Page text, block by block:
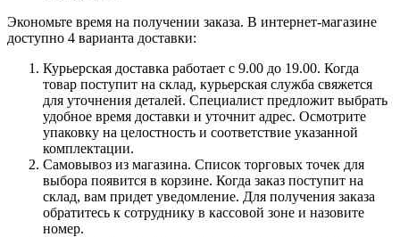
Экономьте время на получении заказа. В интернет-магазине
доступно 4 варианта доставки:
Курьерская доставка работает с 9.00 до 19.00. Когда
товар поступит на склад, курьерская служба свяжется
для уточнения деталей. Специалист предложит выбрать
удобное время доставки и уточнит адрес. Осмотрите
упаковку на целостность и соответствие указанной
комплектации.
Самовывоз из магазина. Список торговых точек для
выбора появится в корзине. Когда заказ поступит на
склад, вам придет уведомление. Для получения заказа
обратитесь к сотруднику в кассовой зоне и назовите
номер.